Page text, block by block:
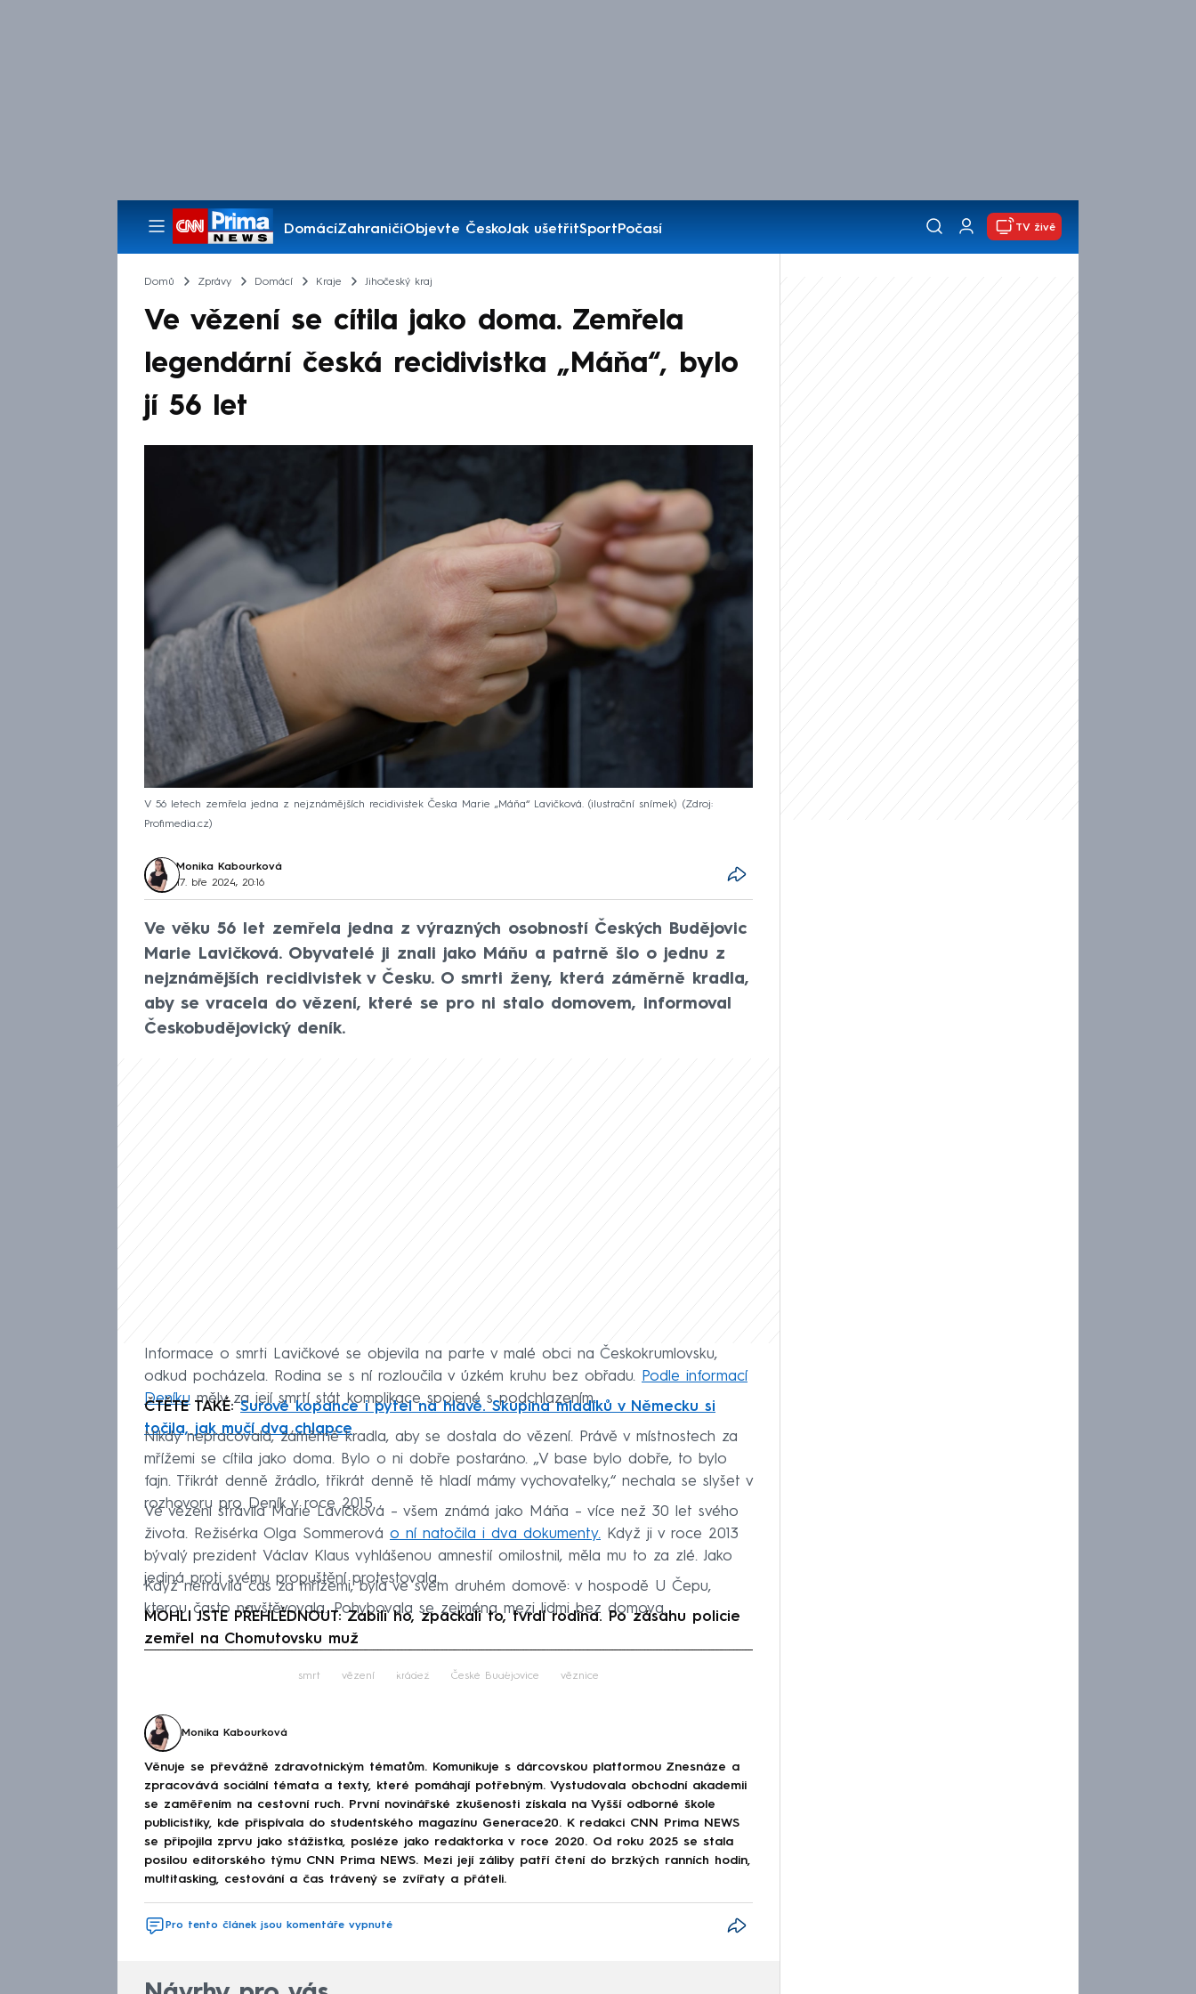
DomácíZahraničíObjevte ČeskoJak ušetřitSportPočasí
Pořady
TV živě
Domů Zprávy Domácí Kraje Jihočeský kraj
Ve vězení se cítila jako doma. Zemřela
legendární česká recidivistka „Máňa“, bylo
jí 56 let
V 56 letech zemřela jedna z nejznámějších recidivistek Česka Marie „Máňa“ Lavičková. (ilustrační snímek)
Zdroj:
Profimedia.cz
Monika Kabourková
17. bře 2024, 20:16
Ve věku 56 let zemřela jedna z výrazných osobností Českých Budějovic
Marie Lavičková. Obyvatelé ji znali jako Máňu a patrně šlo o jednu z
nejznámějších recidivistek v Česku. O smrti ženy, která záměrně kradla,
aby se vracela do vězení, které se pro ni stalo domovem, informoval
Českobudějovický deník.
Informace o smrti Lavičkové se objevila na parte v malé obci na Českokrumlovsku,
odkud pocházela. Rodina se s ní rozloučila v úzkém kruhu bez obřadu. Podle informací
Deníku měly za její smrtí stát komplikace spojené s podchlazením.
ČTĚTE TAKÉ:Surové kopance i pytel na hlavě. Skupina mladíků v Německu si
točila, jak mučí dva chlapce
Nikdy nepracovala, záměrně kradla, aby se dostala do vězení. Právě v místnostech za
mřížemi se cítila jako doma. Bylo o ni dobře postaráno. „V base bylo dobře, to bylo
fajn. Třikrát denně žrádlo, třikrát denně tě hladí mámy vychovatelky,“ nechala se slyšet v
rozhovoru pro Deník v roce 2015.
Ve vězení strávila Marie Lavičková – všem známá jako Máňa – více než 30 let svého
života. Režisérka Olga Sommerová o ní natočila i dva dokumenty. Když ji v roce 2013
bývalý prezident Václav Klaus vyhlášenou amnestií omilostnil, měla mu to za zlé. Jako
jediná proti svému propuštění protestovala.
Když netrávila čas za mřížemi, byla ve svém druhém domově: v hospodě U Čepu,
kterou často navštěvovala. Pohybovala se zejména mezi lidmi bez domova.
MOHLI JSTE PŘEHLÉDNOUT: Zabili ho, zpackali to, tvrdí rodina. Po zásahu policie
zemřel na Chomutovsku muž
Failed to fetch
smrt vězení krádež České Budějovice věznice
Monika Kabourková
Věnuje se převážně zdravotnickým tématům. Komunikuje s dárcovskou platformou Znesnáze a
zpracovává sociální témata a texty, které pomáhají potřebným. Vystudovala obchodní akademii
se zaměřením na cestovní ruch. První novinářské zkušenosti získala na Vyšší odborné škole
publicistiky, kde přispívala do studentského magazínu Generace20. K redakci CNN Prima NEWS
se připojila zprvu jako stážistka, posléze jako redaktorka v roce 2020. Od roku 2025 se stala
posilou editorského týmu CNN Prima NEWS. Mezi její záliby patří čtení do brzkých ranních hodin,
multitasking, cestování a čas trávený se zvířaty a přáteli.
Pro tento článek jsou komentáře vypnuté